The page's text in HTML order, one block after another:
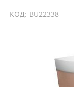
КОД: BU22338